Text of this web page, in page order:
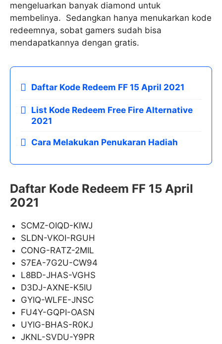
mengeluarkan banyak diamond untuk
membelinya. Sedangkan hanya menukarkan kode
redeemnya, sobat gamers sudah bisa
mendapatkannya dengan gratis.
Daftar Kode Redeem FF 15 April 2021
List Kode Redeem Free Fire Alternative
2021
Cara Melakukan Penukaran Hadiah
Daftar Kode Redeem FF 15 April
2021
SCMZ-OIQD-KIWJ
SLDN-VKOI-RGUH
CONG-RATZ-2MIL
S7EA-7G2U-CW94
L8BD-JHAS-VGHS
D3DJ-AXNE-K5IU
GYIQ-WLFE-JNSC
FU4Y-GQPI-OASN
UYIG-BHAS-R0KJ
JKNL-SVDU-Y9PR